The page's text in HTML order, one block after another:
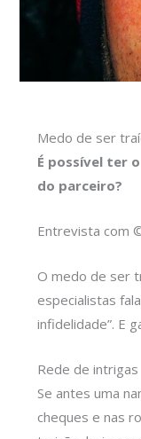
Medo de ser
É possível ter
do parceiro?
Entrevista com
O medo de ser
especialistas
infidelidade”. E
Rede de intrigas
Se antes uma
cheques e nas